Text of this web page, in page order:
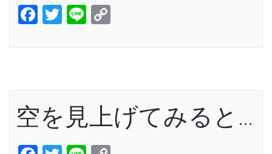
Facebook
Twitter
Line
空を見上げてみると…